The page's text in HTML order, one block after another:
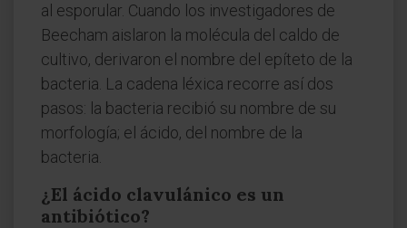
al esporular. Cuando los investigadores de
Beecham aislaron la molécula del caldo de
cultivo, derivaron el nombre del epíteto de la
bacteria. La cadena léxica recorre así dos
pasos: la bacteria recibió su nombre de su
morfología; el ácido, del nombre de la
bacteria.
¿El ácido clavulánico es un
antibiótico?